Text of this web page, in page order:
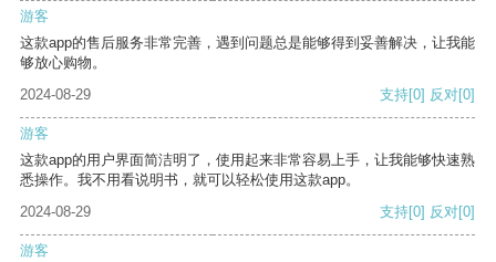
游客
这款app的售后服务非常完善，遇到问题总是能够得到妥善解决，让我能
够放心购物。
2024-08-29
支持[0] 反对[0]
游客
这款app的用户界面简洁明了，使用起来非常容易上手，让我能够快速熟
悉操作。我不用看说明书，就可以轻松使用这款app。
2024-08-29
支持[0] 反对[0]
游客